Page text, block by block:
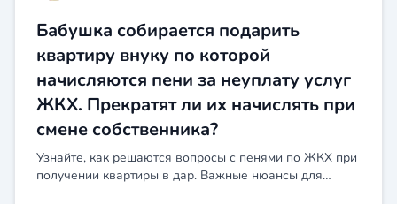
(студии лазерной эпиляции) с письменным
заявлением о расторжении договора и
возврате неиспользованной суммы. В
заявлении следует указать причину
расторжения договора, а также приложить
копию абонемента. Исполнитель обязан
вернуть вам денежные средства в течение
соответствующего требования (статья 31
Закона РФ «О защите прав потребителей»).
Бабушка собирается подарить
квартиру внуку по которой
начисляются пени за неуплату услуг
ЖКХ. Прекратят ли их начислять при
смене собственника?
Узнайте, как решаются вопросы с пенями по ЖКХ при
получении квартиры в дар. Важные нюансы для